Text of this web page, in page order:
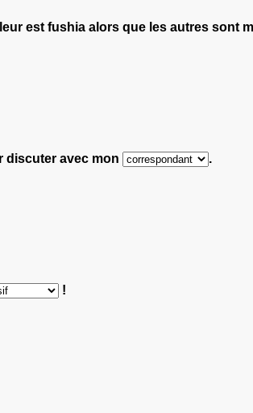
est fushia alors que les autres sont
discuter avec mon .
!